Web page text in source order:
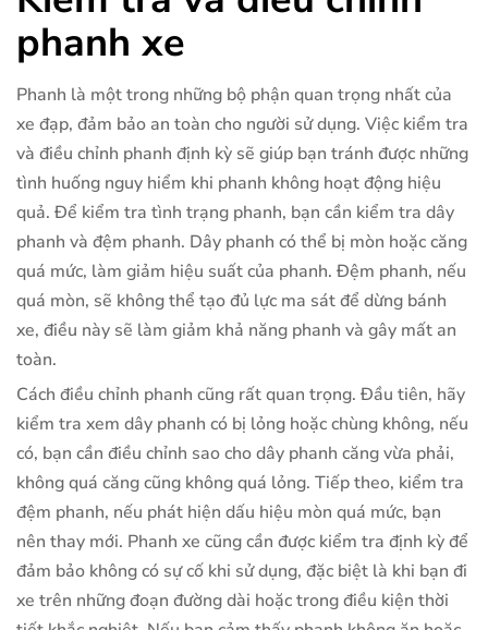
phanh xe
Phanh là một trong những bộ phận quan trọng nhất của
xe đạp, đảm bảo an toàn cho người sử dụng. Việc kiểm tra
và điều chỉnh phanh định kỳ sẽ giúp bạn tránh được những
tình huống nguy hiểm khi phanh không hoạt động hiệu
quả. Để kiểm tra tình trạng phanh, bạn cần kiểm tra dây
phanh và đệm phanh. Dây phanh có thể bị mòn hoặc căng
quá mức, làm giảm hiệu suất của phanh. Đệm phanh, nếu
quá mòn, sẽ không thể tạo đủ lực ma sát để dừng bánh
xe, điều này sẽ làm giảm khả năng phanh và gây mất an
toàn.
Cách điều chỉnh phanh cũng rất quan trọng. Đầu tiên, hãy
kiểm tra xem dây phanh có bị lỏng hoặc chùng không, nếu
có, bạn cần điều chỉnh sao cho dây phanh căng vừa phải,
không quá căng cũng không quá lỏng. Tiếp theo, kiểm tra
đệm phanh, nếu phát hiện dấu hiệu mòn quá mức, bạn
nên thay mới. Phanh xe cũng cần được kiểm tra định kỳ để
đảm bảo không có sự cố khi sử dụng, đặc biệt là khi bạn đi
xe trên những đoạn đường dài hoặc trong điều kiện thời